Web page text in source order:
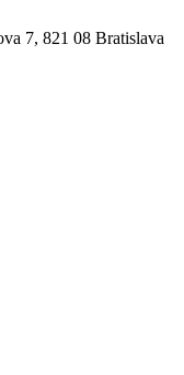
7, 821 08 Bratislava